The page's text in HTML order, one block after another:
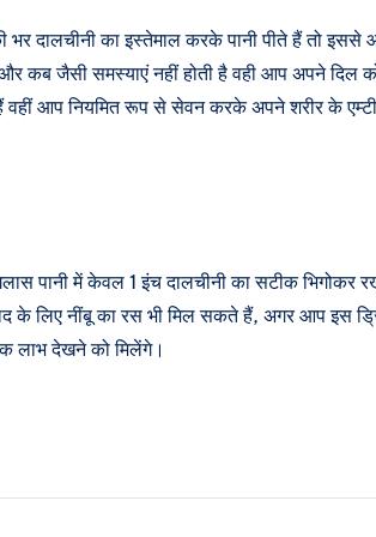
दालचीनी का इस्तेमाल करके पानी पीते हैं तो
कब जैसी समस्याएं नहीं होती है वही आप अपने दिल
आप नियमित रूप से सेवन करके अपने शरीर के
पानी में केवल 1 इंच दालचीनी का सटीक भिगोकर
के लिए नींबू का रस भी मिल सकते हैं, अगर आप इस
लाभ देखने को मिलेंगे।